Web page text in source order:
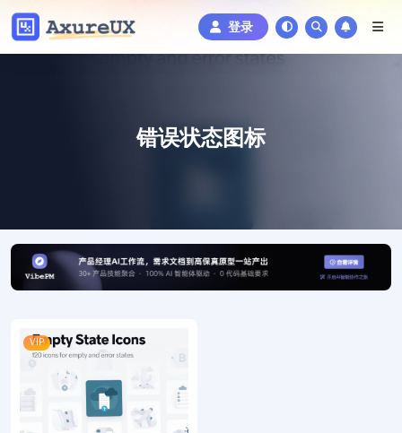
登录
错误状态图标
VIP